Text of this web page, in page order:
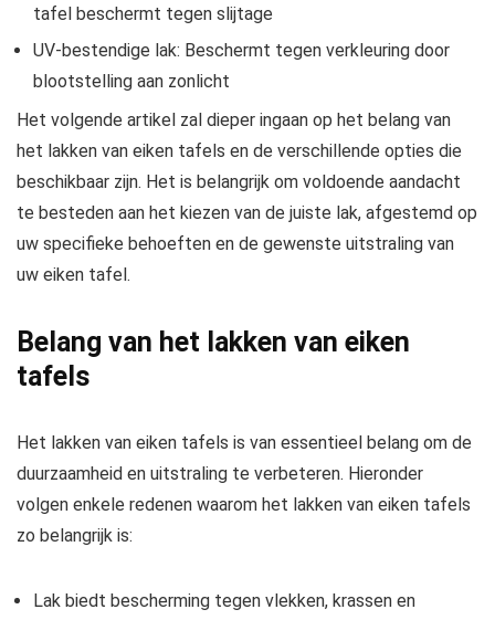
tafel beschermt tegen slijtage
UV-bestendige lak: Beschermt tegen verkleuring door
blootstelling aan zonlicht
Het volgende artikel zal dieper ingaan op het belang van
het lakken van eiken tafels en de verschillende opties die
beschikbaar zijn. Het is belangrijk om voldoende aandacht
te besteden aan het kiezen van de juiste lak, afgestemd op
uw specifieke behoeften en de gewenste uitstraling van
uw eiken tafel.
Belang van het lakken van eiken
tafels
Het lakken van eiken tafels is van essentieel belang om de
duurzaamheid en uitstraling te verbeteren. Hieronder
volgen enkele redenen waarom het lakken van eiken tafels
zo belangrijk is:
Lak biedt bescherming tegen vlekken, krassen en